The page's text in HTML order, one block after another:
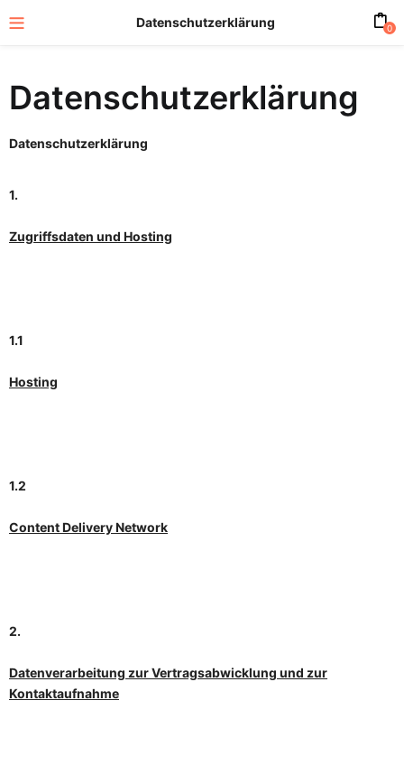
Datenschutzerklärung 0
Datenschutzerklärung
Datenschutzerklärung
1.
Zugriffsdaten und Hosting
1.1
Hosting
1.2
Content Delivery Network
2.
Datenverarbeitung zur Vertragsabwicklung und zur
Kontaktaufnahme